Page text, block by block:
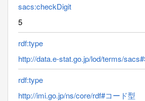
sacs:checkDigit
5
rdf:type
http://data.e-stat.go.jp/lod/terms/
rdf:type
http://imi.go.jp/ns/core/rdf#コード型